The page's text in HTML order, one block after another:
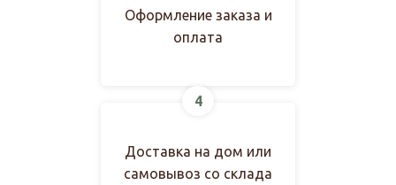
Оформление заказа и
оплата
4
Доставка на дом или
самовывоз со склада